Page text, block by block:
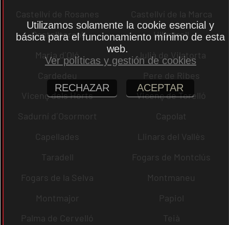
Castellví de Rosanes
Castellví de la Marca
Castellterçol
Ullastrell
Maria d´Oló
Julià de Vilatorta
Cardedeu
Pere de Ribes
Vicenç dels Horts
Vicenç de Torelló
Sadurní d´Osormort
Capolat
Capellades
Llinars del Vallès
Taradell
Fogars de Montclús
Fogars de la Selva
Montmaneu
Montmajor
Papiol
Palma de Cervelló
Teià
Utilizamos solamente la cookie esencial y
básica para el funcionamiento mínimo de esta
web.
Ver políticas y gestión de cookies
RECHAZAR ACEPTAR